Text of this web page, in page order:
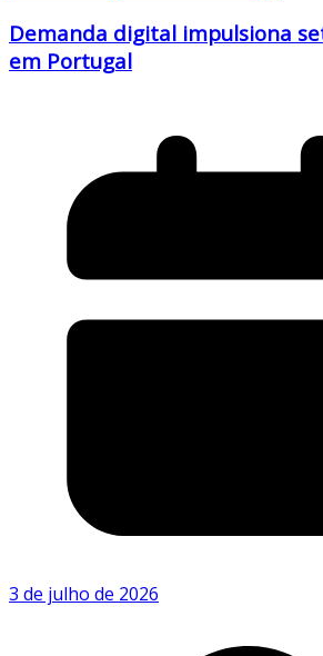
Demanda digital impulsiona
em Portugal
3 de julho de 2026